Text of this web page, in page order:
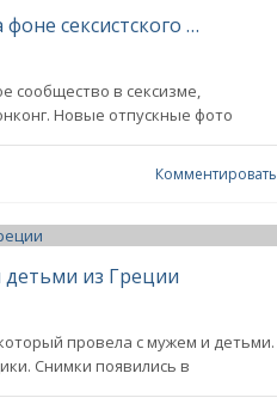
Надежда Стрелец отдыхает с сыновьями в Гонконге на фоне сексистского скандала
сообщество в сексизме,
Новые отпускные фото
Комментировать
из Греции
провела с мужем и детьми.
Снимки появились в